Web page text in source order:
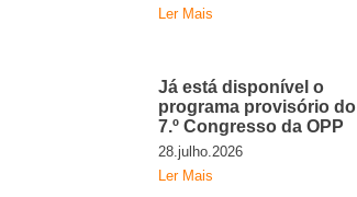
Ler Mais
Já está disponível o
programa provisório do
7.º Congresso da OPP
28.julho.2026
Ler Mais